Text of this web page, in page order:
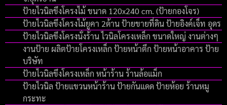
ป้ายไวนิลขึงโครงไม้ ขนาด 120x240 cm. (ป้ายกองโจร)
ป้ายไวนิลขึงโครงไม้ยูคา 2ด้าน ป้ายขายที่ดิน ป้ายอิงค์เจ็ท อุดร
ป้ายไวนิลขึงโครงนั่งร้าน ไวนิลโครงเหล็ก ขนาดใหญ่ งานต่างๆ
งานป้าย ผลิตป้ายโครงเหล็ก ป้ายหน้าตึก ป้ายหน้าอาคาร ป้าย
บริษัท
ป้ายไวนิลขึงโครงเหล็ก หน้าร้าน ร้านล้อแม็ก
ป้ายไวนิล ป้ายแขวนหน้าร้าน ป้ายกันแดด ป้ายห้อย ร้านหมู
กระทะ